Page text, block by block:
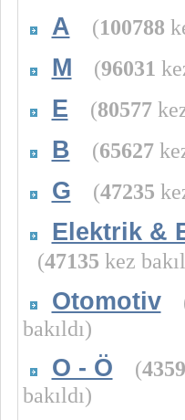
A (100788
M (96031
E (80577
B (65627
G (47235
Elektrik &
(47135 kez
Otomotiv
bakıldı)
O - Ö (
bakıldı)